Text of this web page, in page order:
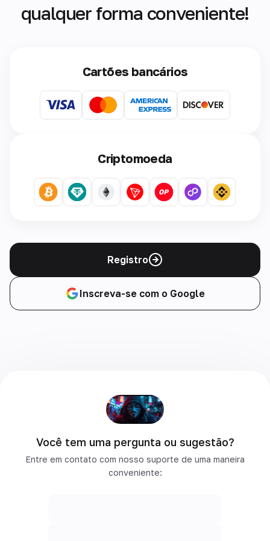
qualquer forma conveniente!
Cartões bancários
Criptomoeda
Registro
Inscreva-se com o Google
Você tem uma pergunta ou sugestão?
Entre em contato com nosso suporte de uma maneira
conveniente: